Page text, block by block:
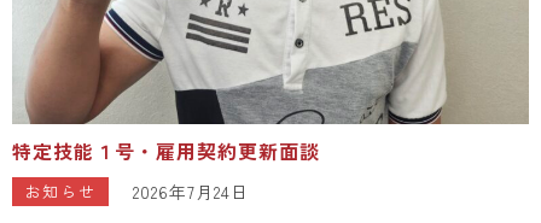
特定技能１号・雇用契約更新面談
お知らせ 2026年7月24日